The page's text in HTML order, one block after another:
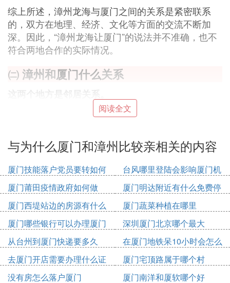
综上所述，漳州龙海与厦门之间的关系是紧密联系
的，双方在地理、经济、文化等方面的交流不断加
深。因此，“漳州龙海让厦门”的说法并不准确，也不
符合两地合作的实际情况。
㈡ 漳州和厦门什么关系
根据网易新闻网的信息，漳州和厦门都是福建省辖地
级市，而且二者接壤，只相差57.4公里的距离，因此
间即可到达厦门。
福建第四大经济强市，与厦门同为海峡西岸中心城市
之一，并于厦门泉州组成闻名于世的闽南金三角。
㈢ 漳州和厦门什么关系
漳州和厦门均位于福建省，它们是地理上相邻的两个
城市。
漳州是福建省的一个地级市，位于该省的南部，拥有
悠久的历史文化和丰富的自然资源。漳州是福建的重
阅读全文
与为什么厦门和漳州比较亲相关的内容
厦门技能落户党员要转如何
办理
台风哪里登陆会影响厦门机
场
厦门莆田疫情政府如何做
厦门明达附近有什么免费停
车位
厦门西堤站边的房源有什么
厦门蔬菜种植在哪里
厦门哪些银行可以办理厦门
市民卡
深圳厦门北京哪个最大
从台州到厦门快递要多久
在厦门地铁呆10小时会怎么
收费
去厦门开店需要办理什么证
件
厦门宅顶路属于哪个村
没有房怎么落户厦门
厦门南洋和厦软哪个好